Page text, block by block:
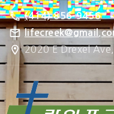
S
k
i
p
t
o
(414) 856-9456
2020 E Drexel